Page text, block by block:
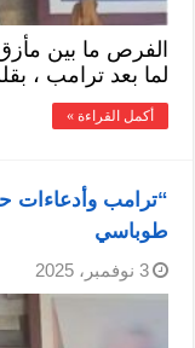
الفرص ما بين
لما بعد ترامب ،
أكمل القراءة »
“ترامب وأدعاءات
طوباسي
3 نوفمبر، 2025